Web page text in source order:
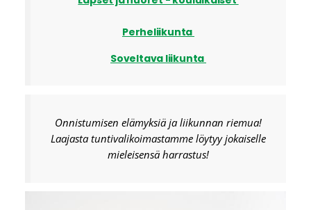
Perheliikunta
Soveltava liikunta
Onnistumisen elämyksiä ja liikunnan riemua!
Laajasta tuntivalikoimastamme löytyy jokaiselle
mieleisensä harrastus!